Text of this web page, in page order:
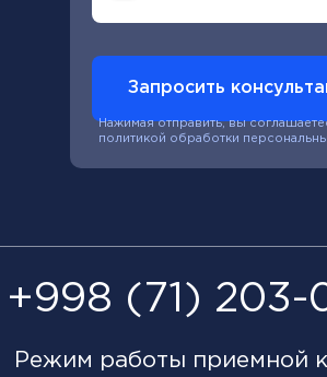
Запросить
Нажимая отправить, вы
политикой обработки